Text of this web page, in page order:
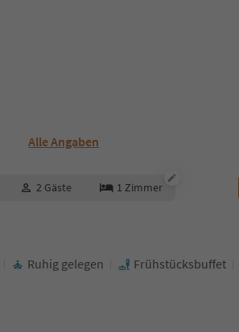
Alle Angaben
2 Gäste 1 Zimmer
Ruhig gelegen Frühstücksbuffet